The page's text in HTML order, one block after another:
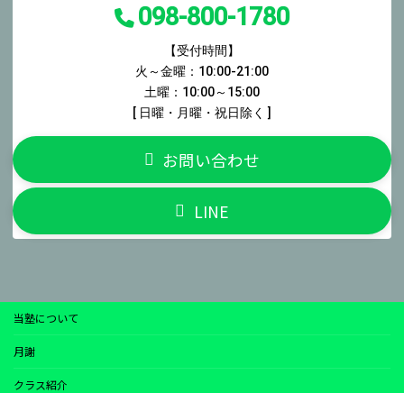
098-800-1780
【受付時間】
火～金曜：10:00-21:00
土曜：10:00～15:00
[ 日曜・月曜・祝日除く ]
お問い合わせ
LINE
当塾について
月謝
クラス紹介